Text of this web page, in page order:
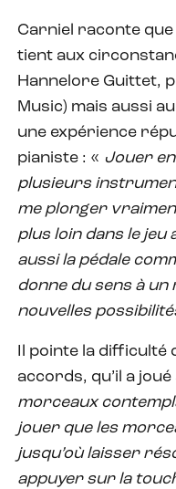
Carniel raconte
tient aux
Hannelore Guittet,
Music) mais aussi
une expérience
pianiste : « Jouer en
plusieurs
me plonger
plus loin dans le
aussi la pédale
donne du sens à
nouvelles
Il pointe la
accords, qu’il a
morceaux
jouer que les
jusqu’où laisser
appuyer sur la